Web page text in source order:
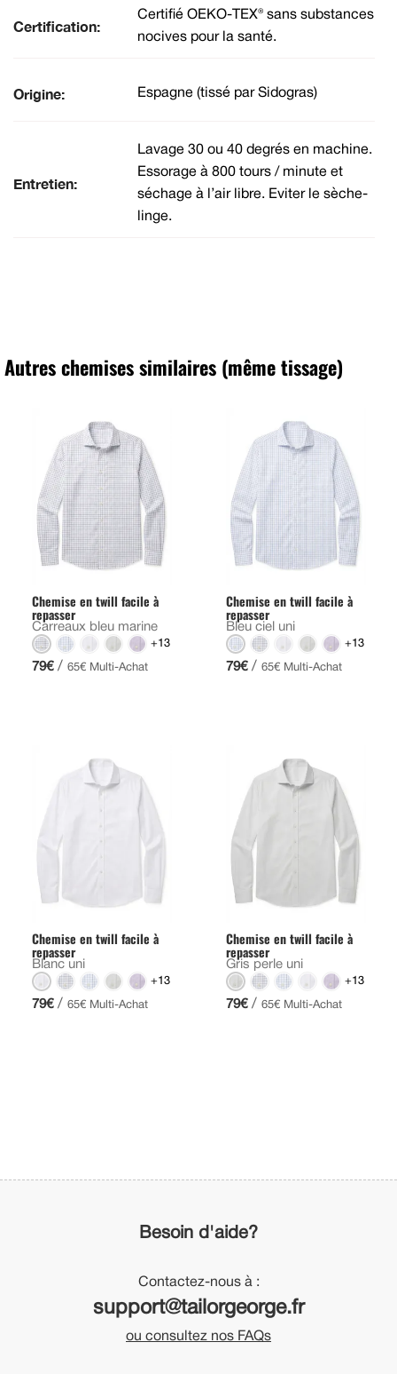
Certification:
Certifié OEKO-TEX® sans substances
nocives pour la santé.
Origine: Espagne (tissé par Sidogras)
Entretien:
Lavage 30 ou 40 degrés en machine.
Essorage à 800 tours / minute et
séchage à l’air libre. Eviter le sèche-
linge.
Autres chemises similaires (même tissage)
Chemise en twill facile à
repasser
Carreaux bleu marine
+13
79€ / 65€ Multi-Achat
Chemise en twill facile à
repasser
Bleu ciel uni
+13
79€ / 65€ Multi-Achat
Chemise en twill facile à
repasser
Blanc uni
+13
79€ / 65€ Multi-Achat
Chemise en twill facile à
repasser
Gris perle uni
+13
79€ / 65€ Multi-Achat
Besoin d'aide?
Contactez-nous à :
support@tailorgeorge.fr
ou consultez nos FAQs